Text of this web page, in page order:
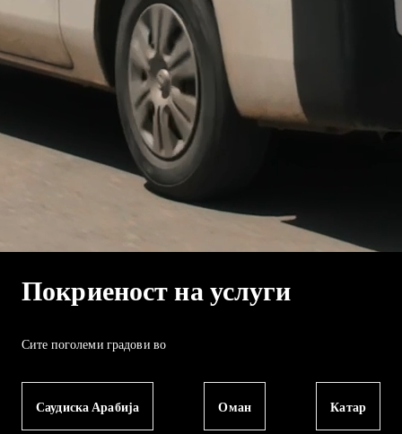
Покриеност на услуги
Сите поголеми градови во
Саудиска Арабија Оман Катар